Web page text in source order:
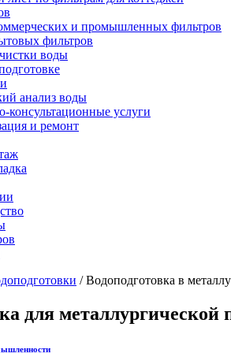
и промышленных фильтров
фильтров
воды
анализ воды
консультационные услуги
и ремонт
/Водоподготовка в
для